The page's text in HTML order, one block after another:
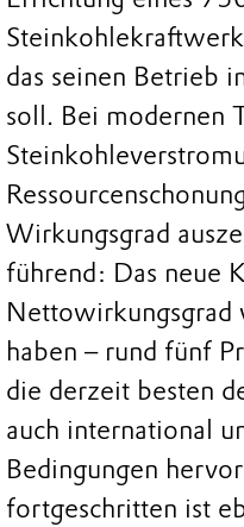
das seinen Betrieb
soll. Bei modernen
Wirkungsgrad
führend: Das neue
Nettowirkungsgrad
haben – rund fünf
die derzeit besten
auch international
Bedingungen
fortgeschritten ist